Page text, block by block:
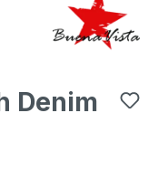
Denim